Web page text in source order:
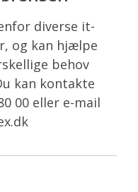
diverse it-
og kan hjælpe
behov
kan kontakte
00 eller e-mail